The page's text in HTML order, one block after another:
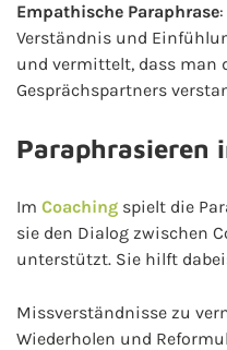
Empathische Paraphrase
Verständnis und
und vermittelt, dass man
Gesprächspartners
Paraphrasieren
Im Coaching spielt die
sie den Dialog zwischen
unterstützt. Sie hilft
Missverständnisse zu
Wiederholen und